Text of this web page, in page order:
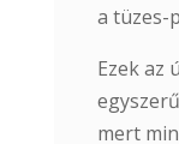
a tüzes-
Ezek az
mert